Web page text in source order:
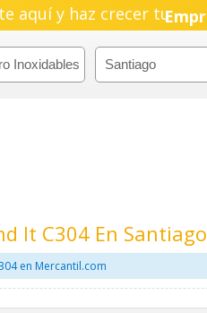
aquí y haz crecer tuPyme!
It C304 En Santiago
en Mercantil.com